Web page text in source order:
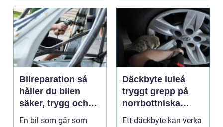
Bilreparation så
håller du bilen
säker, trygg och
ekonomisk
En bil som går som
Däckbyte luleå
tryggt grepp på
norrbottniska
vägar
Ett däckbyte kan verka